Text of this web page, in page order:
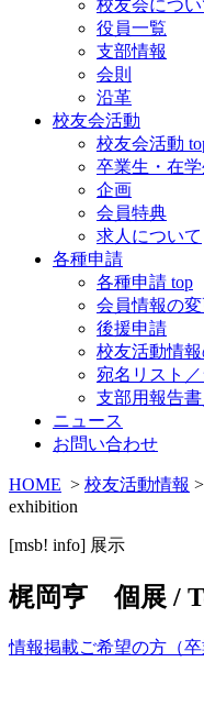
校友会につい
役員一覧
支部情報
会則
沿革
校友会活動
校友会活動
卒業生・在
企画
会員特典
求人について
各種申請
各種申請 top
会員情報の変
後援申請
校友活動情
宛名リスト
支部用報告
ニュース
お問い合わせ
HOME > 校友活動情報 >
exhibition
[msb! info] 展示
梶岡亨 個展 /
情報掲載ご希望の方（